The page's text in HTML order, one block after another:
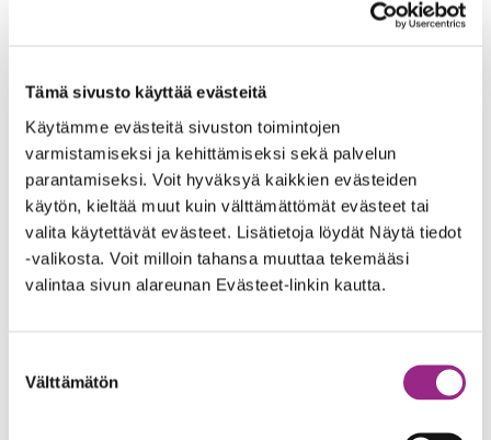
Tämä sivusto käyttää evästeitä
Käytämme evästeitä sivuston toimintojen
varmistamiseksi ja kehittämiseksi sekä palvelun
parantamiseksi. Voit hyväksyä kaikkien evästeiden
käytön, kieltää muut kuin välttämättömät evästeet tai
valita käytettävät evästeet. Lisätietoja löydät Näytä tiedot
-valikosta. Voit milloin tahansa muuttaa tekemääsi
valintaa sivun alareunan Evästeet-linkin kautta.
valinta
Välttämätön
kesäkuu 2022
toukokuu 2022
tammikuu 2022
joulukuu 2021